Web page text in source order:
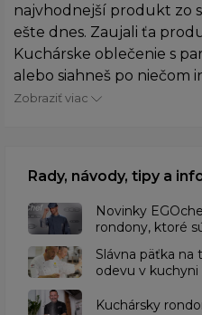
najvhodnejší produkt zo
ešte dnes. Zaujali ťa
Kuchárske oblečenie s
alebo siahneš po niečom
Zobraziť viac
Rady, návody, tipy a
Novinky
rondony, ktoré
Slávna päťka na
odevu v
Kuchársky